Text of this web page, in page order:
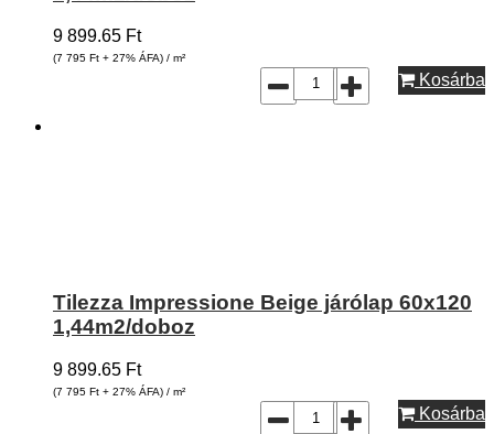
9 899.65 Ft
(7 795 Ft + 27% ÁFA) / m²
Kosárba
Tilezza Impressione Beige járólap 60x120
1,44m2/doboz
9 899.65 Ft
(7 795 Ft + 27% ÁFA) / m²
Kosárba